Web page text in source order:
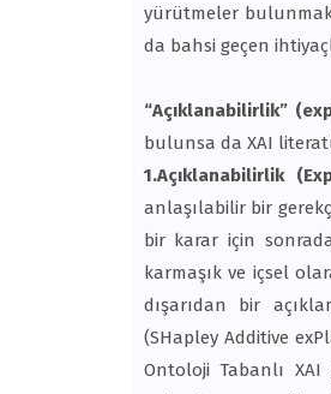
yürütmeler
da bahsi geçen
“Açıklanabilirlik”
bulunsa da XAI
1.Açıklanabilirlik
anlaşılabilir bir
bir karar için
karmaşık ve içsel
dışarıdan bir
(SHapley Additive
Ontoloji Tabanlı